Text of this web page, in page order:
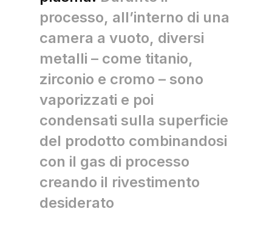
processo, all’interno di una
camera a vuoto, diversi
metalli – come titanio,
zirconio e cromo – sono
vaporizzati e poi
condensati sulla superficie
del prodotto combinandosi
con il gas di processo
creando il rivestimento
desiderato